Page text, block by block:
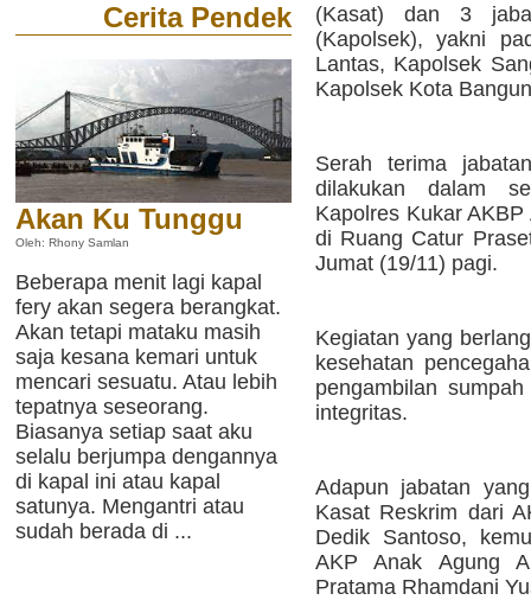
Cerita Pendek
Akan Ku Tunggu
Oleh: Rhony Samlan
Beberapa menit lagi kapal
fery akan segera berangkat.
Akan tetapi mataku masih
saja kesana kemari untuk
mencari sesuatu. Atau lebih
tepatnya seseorang.
Biasanya setiap saat aku
selalu berjumpa dengannya
di kapal ini atau kapal
satunya. Mengantri atau
sudah berada di ...
(Kasat) dan 3
(Kapolsek), yakni
Lantas, Kapolsek
Kapolsek Kota
Serah terima
dilakukan dalam
Kapolres Kukar
di Ruang Catur
Jumat (19/11) pagi.
Kegiatan yang
kesehatan
pengambilan
integritas.
Adapun jabatan
Kasat Reskrim dari
Dedik Santoso,
AKP Anak Agung
Pratama Rhamdani